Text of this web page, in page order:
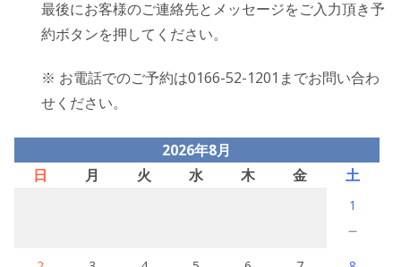
最後にお客様のご連絡先とメッセージをご入力頂き予
約ボタンを押してください。
※ お電話でのご予約は0166-52-1201までお問い合わ
せください。
2026年8月
日
月 火 水 木 金 土
1
－